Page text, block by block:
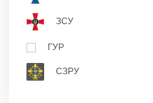
ЗСУ
ГУР
СЗРУ